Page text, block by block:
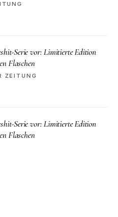
Serie vor: Limitierte Edition
Flaschen
ZEITUNG
Serie vor: Limitierte Edition
Flaschen